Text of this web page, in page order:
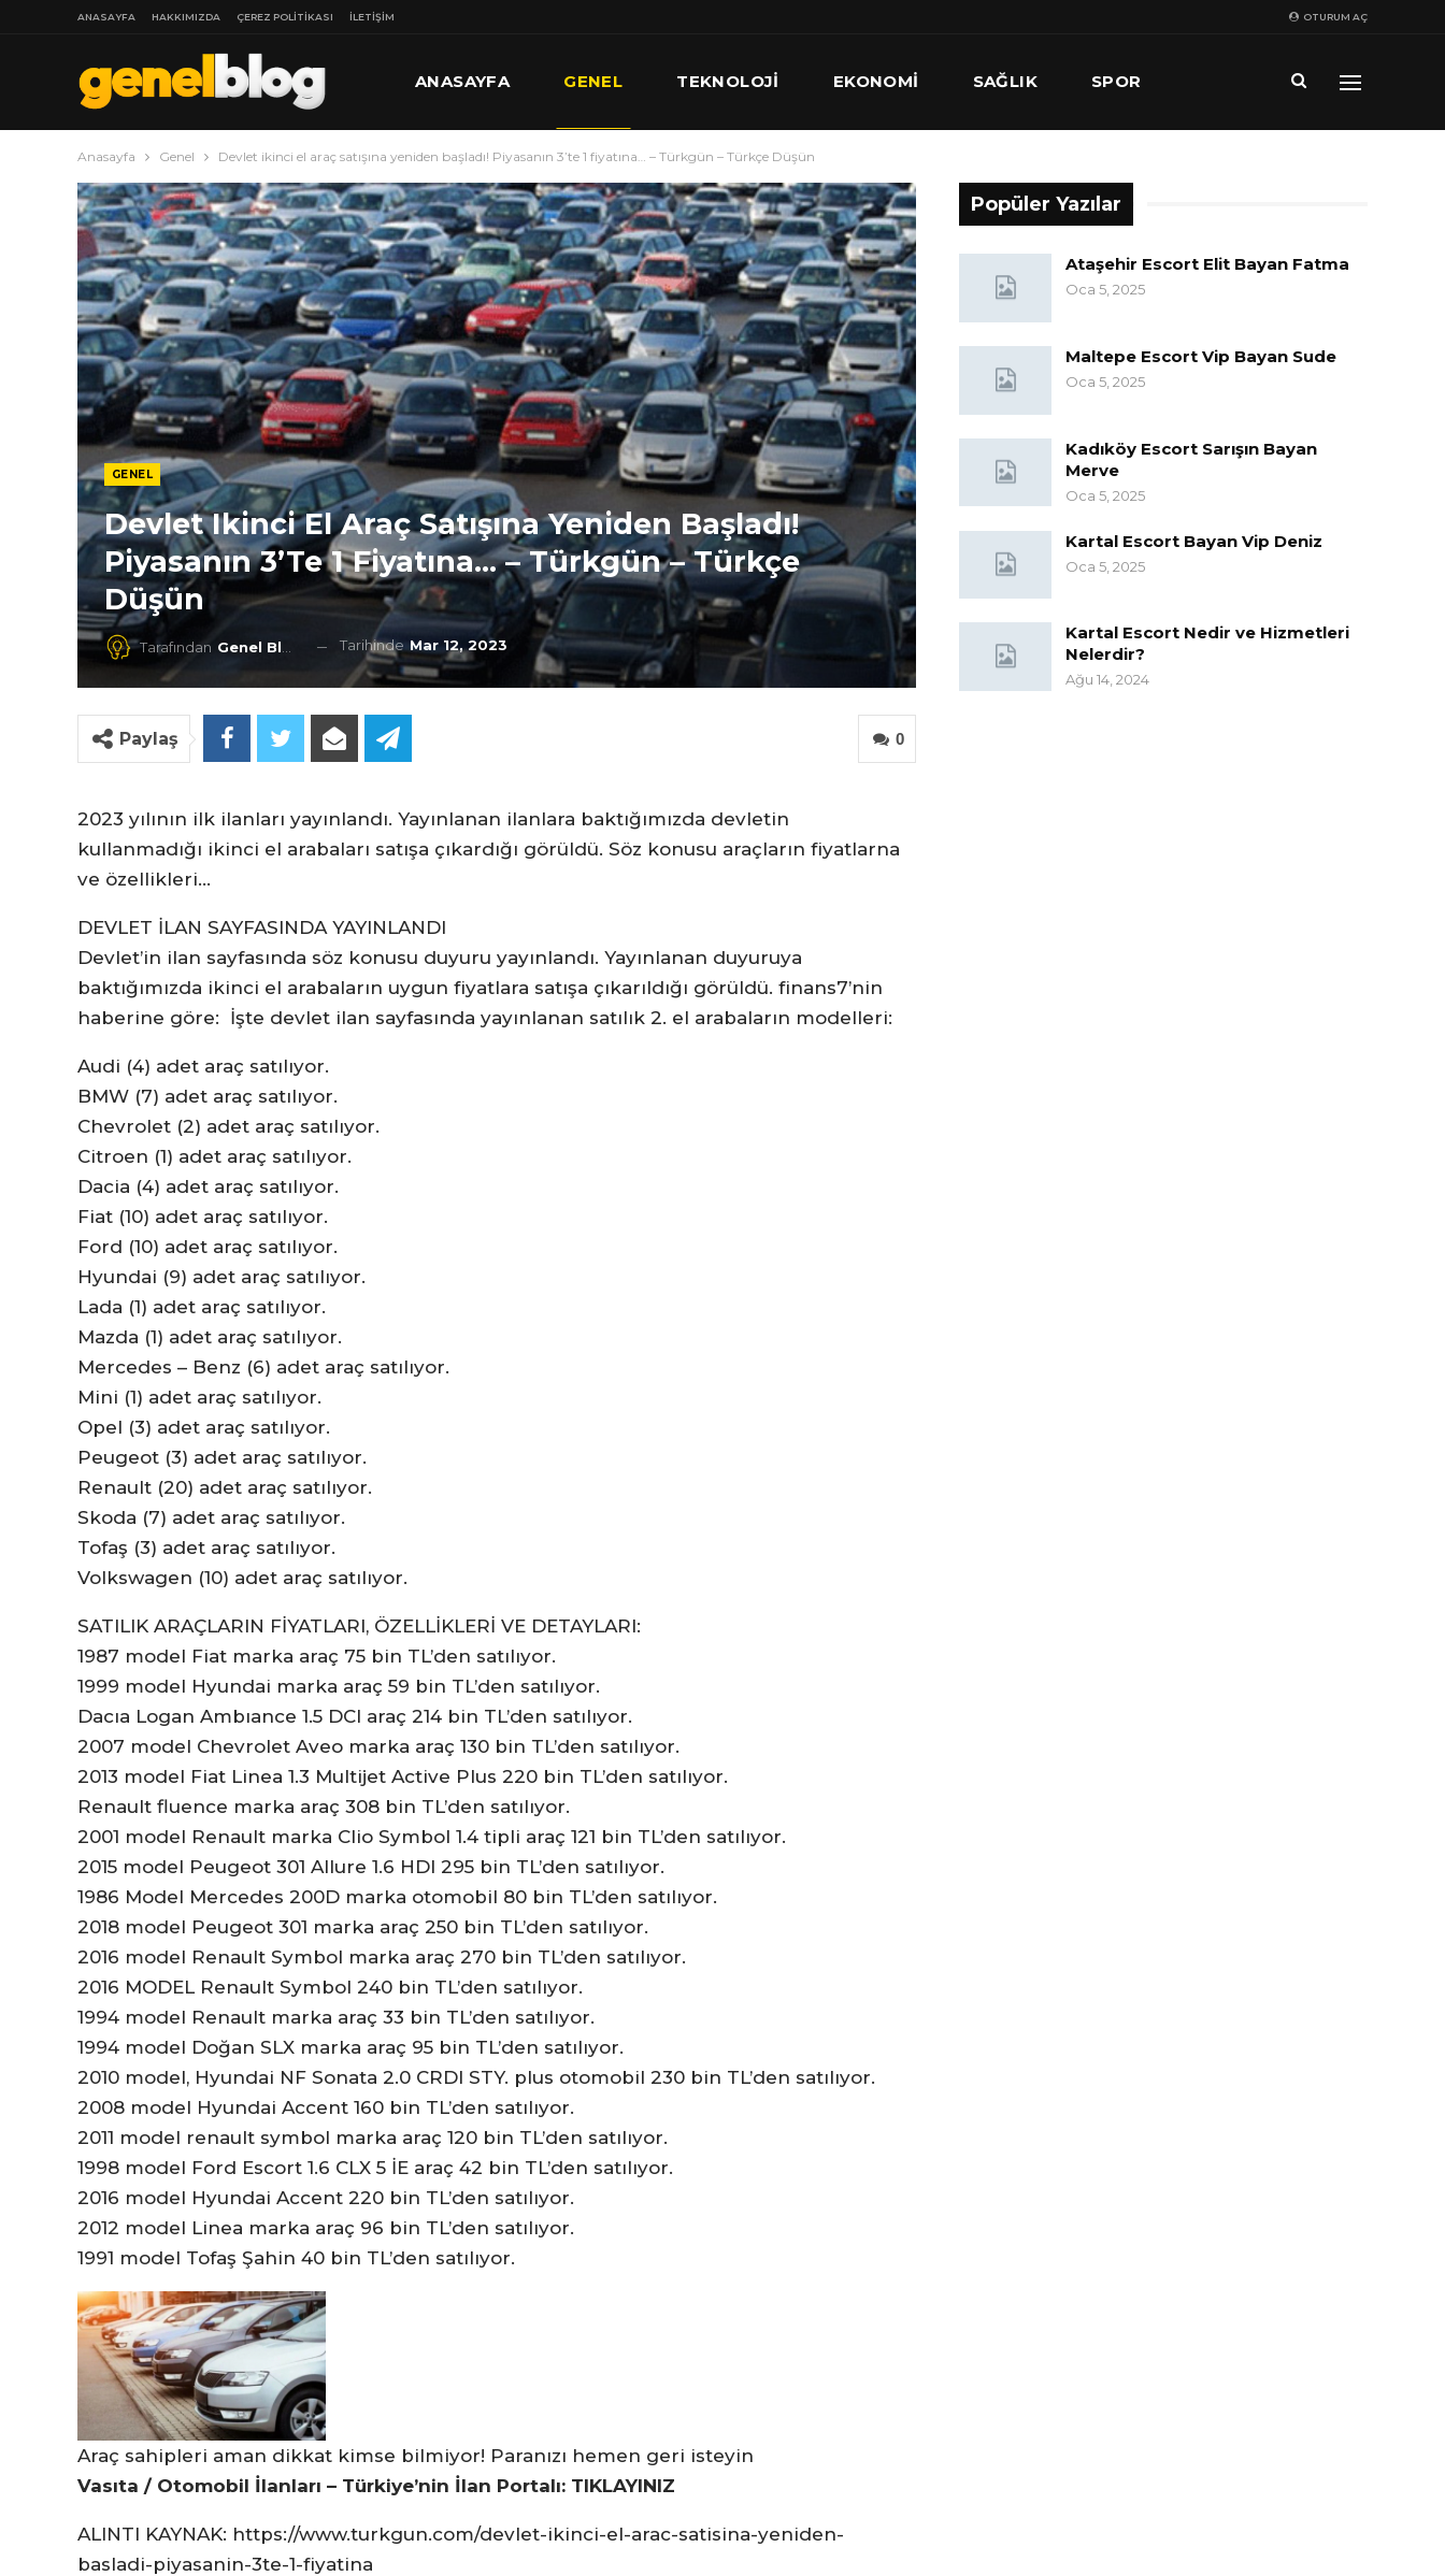
OTURUM AÇ
ANASAYFA HAKKIMIZDA ÇEREZ POLITIKASI İLETIŞIM
ANASAYFA GENEL TEKNOLOJI EKONOMI SAĞLIK SPOR
Anasayfa Genel Devlet ikinci el araç satışına yeniden başladı! Piyasanın 3’te 1 fiyatına… – Türkgün – Türkçe Düşün
GENEL
Devlet Ikinci El Araç Satışına Yeniden Başladı!
Piyasanın 3’te 1 Fiyatına… – Türkgün – Türkçe
Düşün
Tarafından Genel Blog TarihindeMar 12, 2023
0
Paylaş
2023 yılının ilk ilanları yayınlandı. Yayınlanan ilanlara baktığımızda devletin
kullanmadığı ikinci el arabaları satışa çıkardığı görüldü. Söz konusu araçların fiyatlarna
ve özellikleri…
DEVLET İLAN SAYFASINDA YAYINLANDI
Devlet’in ilan sayfasında söz konusu duyuru yayınlandı. Yayınlanan duyuruya
baktığımızda ikinci el arabaların uygun fiyatlara satışa çıkarıldığı görüldü. finans7’nin
haberine göre: İşte devlet ilan sayfasında yayınlanan satılık 2. el arabaların modelleri:
Audi (4) adet araç satılıyor.
BMW (7) adet araç satılıyor.
Chevrolet (2) adet araç satılıyor.
Citroen (1) adet araç satılıyor.
Dacia (4) adet araç satılıyor.
Fiat (10) adet araç satılıyor.
Ford (10) adet araç satılıyor.
Hyundai (9) adet araç satılıyor.
Lada (1) adet araç satılıyor.
Mazda (1) adet araç satılıyor.
Mercedes – Benz (6) adet araç satılıyor.
Mini (1) adet araç satılıyor.
Opel (3) adet araç satılıyor.
Peugeot (3) adet araç satılıyor.
Renault (20) adet araç satılıyor.
Skoda (7) adet araç satılıyor.
Tofaş (3) adet araç satılıyor.
Volkswagen (10) adet araç satılıyor.
SATILIK ARAÇLARIN FİYATLARI, ÖZELLİKLERİ VE DETAYLARI:
1987 model Fiat marka araç 75 bin TL’den satılıyor.
1999 model Hyundai marka araç 59 bin TL’den satılıyor.
Dacıa Logan Ambıance 1.5 DCI araç 214 bin TL’den satılıyor.
2007 model Chevrolet Aveo marka araç 130 bin TL’den satılıyor.
2013 model Fiat Linea 1.3 Multijet Active Plus 220 bin TL’den satılıyor.
Renault fluence marka araç 308 bin TL’den satılıyor.
2001 model Renault marka Clio Symbol 1.4 tipli araç 121 bin TL’den satılıyor.
2015 model Peugeot 301 Allure 1.6 HDI 295 bin TL’den satılıyor.
1986 Model Mercedes 200D marka otomobil 80 bin TL’den satılıyor.
2018 model Peugeot 301 marka araç 250 bin TL’den satılıyor.
2016 model Renault Symbol marka araç 270 bin TL’den satılıyor.
2016 MODEL Renault Symbol 240 bin TL’den satılıyor.
1994 model Renault marka araç 33 bin TL’den satılıyor.
1994 model Doğan SLX marka araç 95 bin TL’den satılıyor.
2010 model, Hyundai NF Sonata 2.0 CRDI STY. plus otomobil 230 bin TL’den satılıyor.
2008 model Hyundai Accent 160 bin TL’den satılıyor.
2011 model renault symbol marka araç 120 bin TL’den satılıyor.
1998 model Ford Escort 1.6 CLX 5 İE araç 42 bin TL’den satılıyor.
2016 model Hyundai Accent 220 bin TL’den satılıyor.
2012 model Linea marka araç 96 bin TL’den satılıyor.
1991 model Tofaş Şahin 40 bin TL’den satılıyor.
Araç sahipleri aman dikkat kimse bilmiyor! Paranızı hemen geri isteyin
Vasıta / Otomobil İlanları – Türkiye’nin İlan Portalı: TIKLAYINIZ
ALINTI KAYNAK: https://www.turkgun.com/devlet-ikinci-el-arac-satisina-yeniden-
basladi-piyasanin-3te-1-fiyatina
Popüler Yazılar
Ataşehir Escort Elit Bayan Fatma
Oca 5, 2025
Maltepe Escort Vip Bayan Sude
Oca 5, 2025
Kadıköy Escort Sarışın Bayan
Merve
Oca 5, 2025
Kartal Escort Bayan Vip Deniz
Oca 5, 2025
Kartal Escort Nedir ve Hizmetleri
Nelerdir?
Ağu 14, 2024